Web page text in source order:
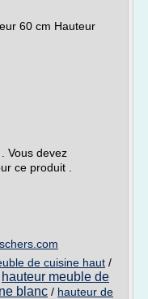
60 cm Hauteur
Vous devez
ce produit .
de cuisine haut /
hauteur meuble de
blanc / hauteur de